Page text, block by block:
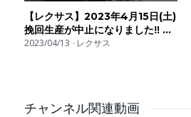
【レクサス】2023年4月15日(土)
挽回生産が中止になりました‼︎ 納
期に目処が⁉︎
2023/04/13 レクサス
チャンネル関連動画